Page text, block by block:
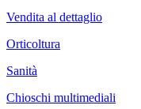
Vendita al dettaglio
Orticoltura
Sanità
Chioschi multimediali